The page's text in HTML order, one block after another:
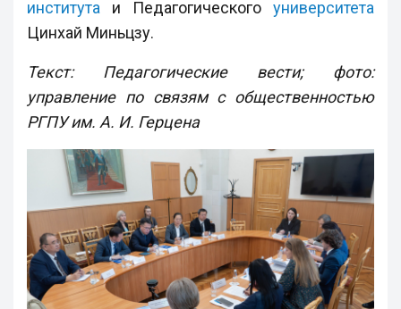
института и Педагогического университета
Цинхай Миньцзу.
Текст: Педагогические вести; фото:
управление по связям с общественностью
РГПУ им. А. И. Герцена